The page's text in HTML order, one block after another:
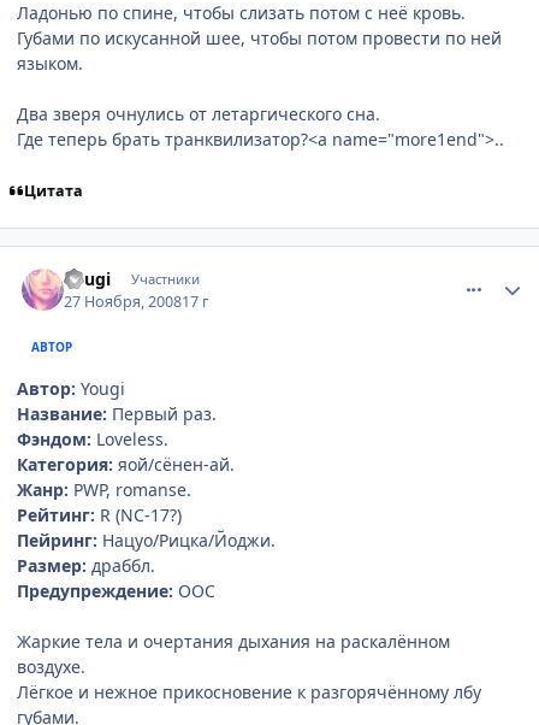
Ладонью по спине, чтобы слизать потом с неё кровь.
Губами по искусанной шее, чтобы потом провести по ней
языком.
Два зверя очнулись от летаргического сна.
Где теперь брать транквилизатор?<a name="more1end">..
Цитата
Yougi Участники
27 Ноября, 200817 г
АВТОР
Автор: Yougi
Название: Первый раз.
Фэндом: Loveless.
Категория: яой/сёнен-ай.
Жанр: PWP, romanse.
Рейтинг: R (NC-17?)
Пейринг: Нацуо/Рицка/Йоджи.
Размер: драббл.
Предупреждение: ООС
Жаркие тела и очертания дыхания на раскалённом
воздухе.
Лёгкое и нежное прикосновение к разгорячённому лбу
губами.